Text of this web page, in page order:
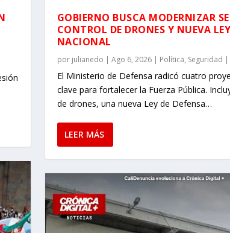
GOBIERNO BUSCA MODERNIZAR
CONTROL DE DRONES Y NUEVA
NACIONAL
por julianedo | Ago 6, 2026| Política, Seguridad |
El Ministerio de Defensa radicó cuatro
clave para fortalecer la Fuerza Pública.
de drones, una nueva Ley de Defensa…
LEER MÁS